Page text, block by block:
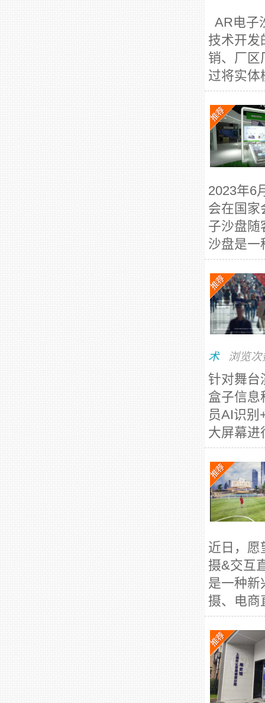
AR电子
技术开发
销、厂区
过将实体
2023年6
会在国家
子沙盘随
沙盘是一
术 浏览
针对舞台
盒子信息
员AI识别
大屏幕进
近日，愿
摄&交互
是一种新
摄、电商